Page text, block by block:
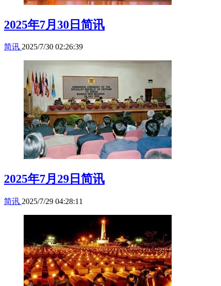
2025年7月30日简讯
简讯 2025/7/30 02:26:39
2025年7月29日简讯
简讯 2025/7/29 04:28:11